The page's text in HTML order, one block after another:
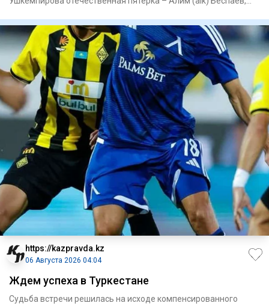
https://kazpravda.kz
06 Августа 2026 04:04
Ждем успеха в Туркестане
Судьба встречи решилась на исходе компенсированного